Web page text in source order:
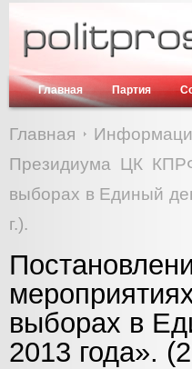
Главная Партия
Главная
Президиума ЦК
выборах в Единый
г.).
выборах в
2013 года».